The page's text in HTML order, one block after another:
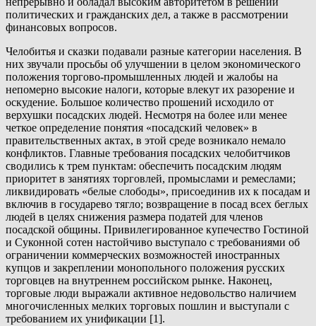
политических и гражданских дел, а также в рассмотрении
финансовых вопросов.
Челобитья и сказки подавали разные категории населения. В
них звучали просьбы об улучшении в целом экономического
положения торгово-промышленных людей и жалобы на
непомерно высокие налоги, которые влекут их разорение и
оскудение. Большое количество прошений исходило от
верхушки посадских людей. Несмотря на более или менее
четкое определение понятия «посадский человек» в
правительственных актах, в этой среде возникало немало
конфликтов. Главные требования посадских челобитчиков
сводились к трем пунктам: обеспечить посадским людям
приоритет в занятиях торговлей, промыслами и ремеслами;
ликвидировать «белые слободы», присоединив их к посадам и
включив в государево тягло; возвращение в посад всех беглых
людей в целях снижения размера податей для членов
посадской общины. Привилегированное купечество Гостиной
и Суконной сотен настойчиво выступало с требованиями об
ограничении коммерческих возможностей иностранных
купцов и закреплении монопольного положения русских
торговцев на внутреннем российском рынке. Наконец,
торговые люди выражали активное недовольство наличием
многочисленных мелких торговых пошлин и выступали с
требованием их унификации [1].